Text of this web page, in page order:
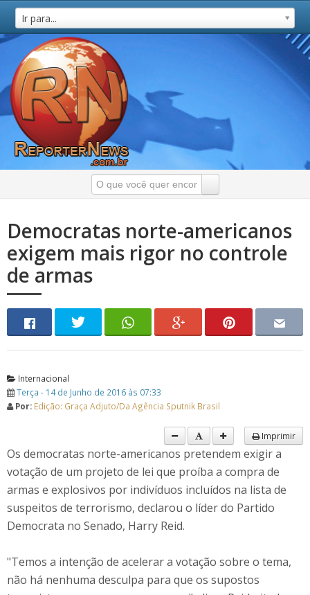
Ir para...
Democratas norte-americanos
exigem mais rigor no controle
de armas
Internacional
Terça - 14 de Junho de 2016 às 07:33
Por: Edição: Graça Adjuto/​Da Agência Sputnik Brasil
Imprimir
Os democratas norte-americanos pretendem exigir a
votação de um projeto de lei que proíba a compra de
armas e explosivos por indivíduos incluídos na lista de
suspeitos de terrorismo, declarou o líder do Partido
Democrata no Senado, Harry Reid.
"Temos a intenção de acelerar a votação sobre o tema,
não há nenhuma desculpa para que os supostos